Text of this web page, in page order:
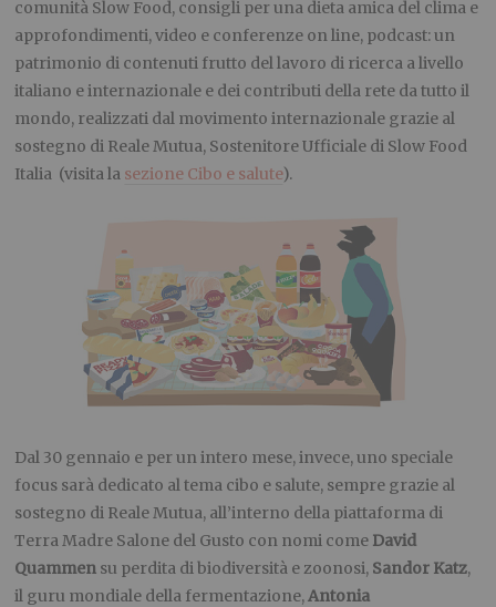
comunità Slow Food, consigli per una dieta amica del clima e
approfondimenti, video e conferenze on line, podcast: un
patrimonio di contenuti frutto del lavoro di ricerca a livello
italiano e internazionale e dei contributi della rete da tutto il
mondo, realizzati dal movimento internazionale grazie al
sostegno di Reale Mutua, Sostenitore Ufficiale di Slow Food
Italia (visita la sezione Cibo e salute).
Dal 30 gennaio e per un intero mese, invece, uno speciale
focus sarà dedicato al tema cibo e salute, sempre grazie al
sostegno di Reale Mutua, all’interno della piattaforma di
Terra Madre Salone del Gusto con nomi come David
Quammen su perdita di biodiversità e zoonosi, Sandor Katz,
il guru mondiale della fermentazione,Antonia